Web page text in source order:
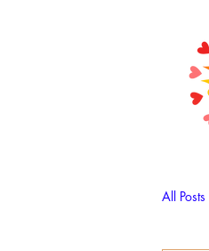
All Posts